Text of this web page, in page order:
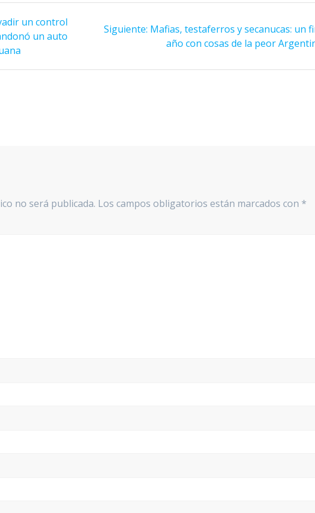
un control
un auto
Siguiente: Siguiente
entrada:
Mafias, testaferros y secanucas: un
año con cosas de la peor
no será publicada. Los campos obligatorios están marcados con *